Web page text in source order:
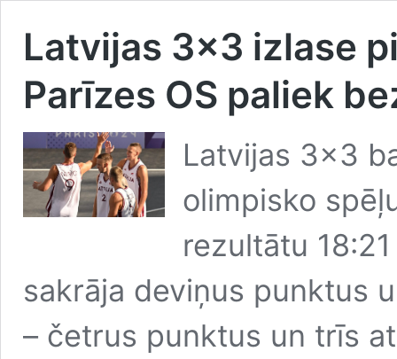
Latvijas 3×3 izlase
Parīzes OS paliek
Latvijas 3×3
olimpisko
rezultātu
sakrāja deviņus punktus
– četrus punktus un trīs